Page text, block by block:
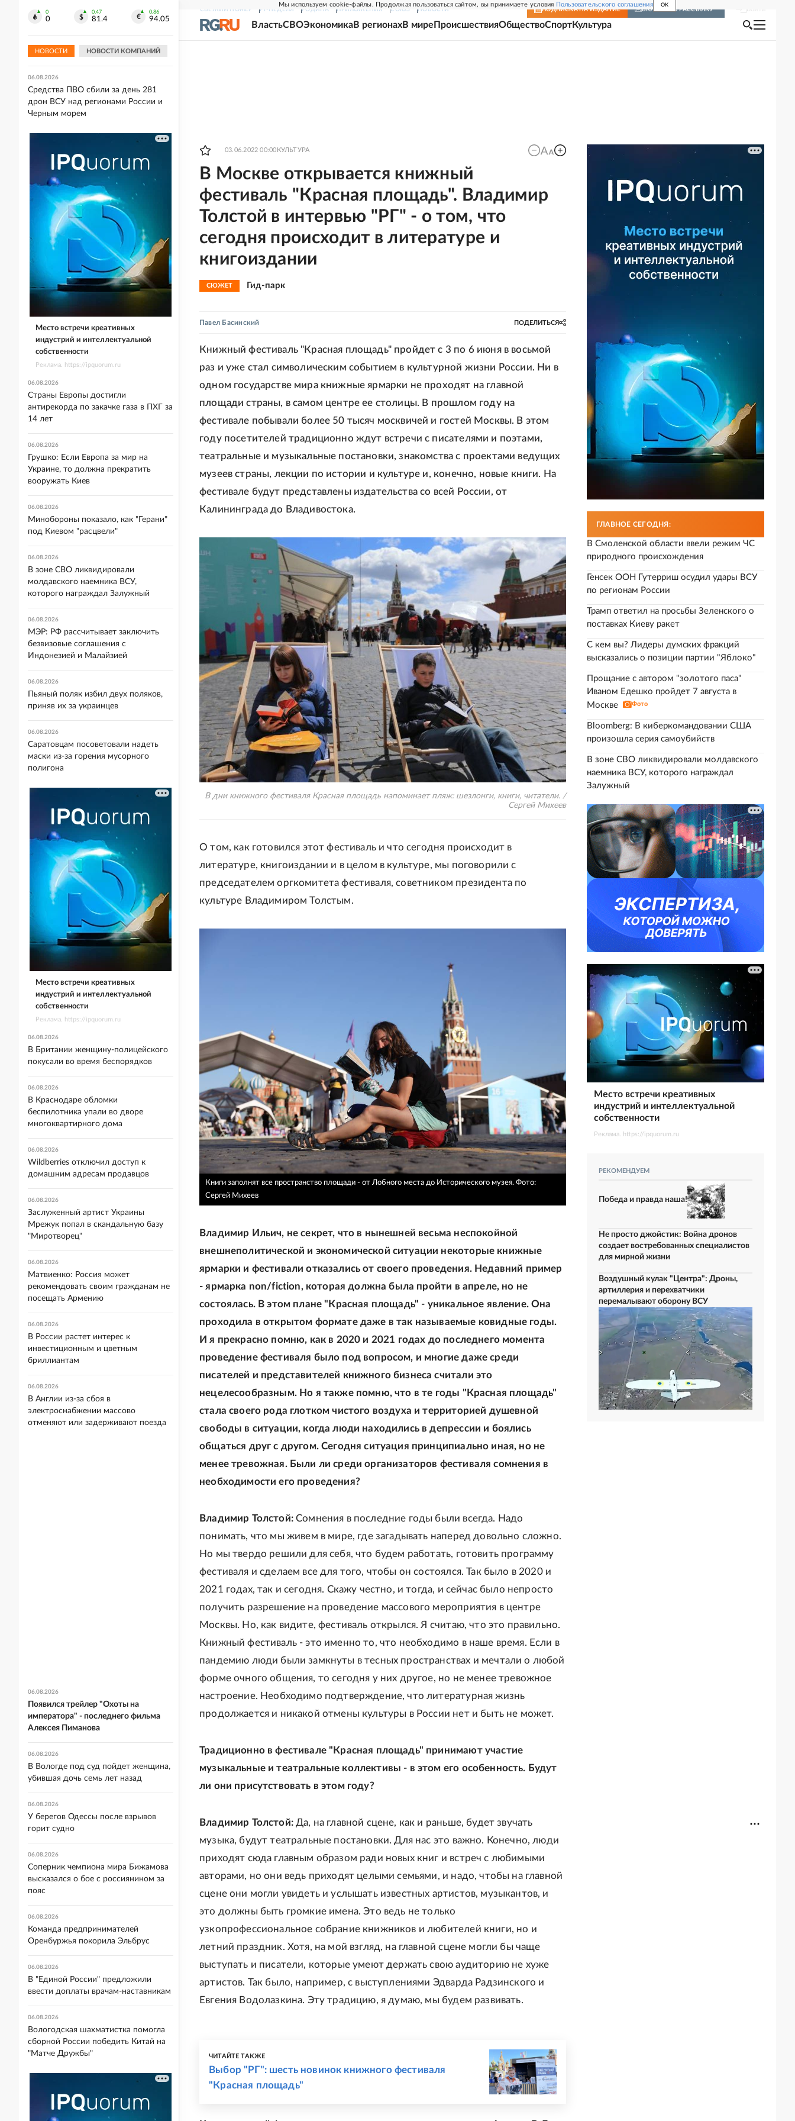
Мы используем cookie-файлы. Продолжая пользоваться сайтом, вы принимаете условия Пользовательского соглашения OK
СВЕЖИЙ НОМЕР РГ-НЕДЕЛЯ РОДИНА ПРИЛОЖЕНИЯ СОЮЗ НОВОСТИ ПОДПИСКА НА ИЗДАНИЕ ВКЛЮЧИТЬ РАССЫЛКУ
ВластьСВОЭкономикаВ регионахВ мире ПроисшествияОбществоСпортКультура
03.06.2022 00:00 КУЛЬТУРА
В Москве открывается книжный
фестиваль "Красная площадь". Владимир
Толстой в интервью "РГ" - о том, что
сегодня происходит в литературе и
книгоиздании
СЮЖЕТ Гид-парк
Павел Басинский ПОДЕЛИТЬСЯ
Книжный фестиваль "Красная площадь" пройдет с 3 по 6 июня в восьмой
раз и уже стал символическим событием в культурной жизни России. Ни в
одном государстве мира книжные ярмарки не проходят на главной
площади страны, в самом центре ее столицы. В прошлом году на
фестивале побывали более 50 тысяч москвичей и гостей Москвы. В этом
году посетителей традиционно ждут встречи с писателями и поэтами,
театральные и музыкальные постановки, знакомства с проектами ведущих
музеев страны, лекции по истории и культуре и, конечно, новые книги. На
фестивале будут представлены издательства со всей России, от
Калининграда до Владивостока.
В дни книжного фестиваля Красная площадь напоминает пляж: шезлонги, книги, читатели. /
Сергей Михеев
О том, как готовился этот фестиваль и что сегодня происходит в
литературе, книгоиздании и в целом в культуре, мы поговорили с
председателем оргкомитета фестиваля, советником президента по
культуре Владимиром Толстым.
Книги заполнят все пространство площади - от Лобного места до Исторического музея. Фото:
Сергей Михеев
Владимир Ильич, не секрет, что в нынешней весьма неспокойной
внешнеполитической и экономической ситуации некоторые книжные
ярмарки и фестивали отказались от своего проведения. Недавний пример
- ярмарка non/fiction, которая должна была пройти в апреле, но не
состоялась. В этом плане "Красная площадь" - уникальное явление. Она
проходила в открытом формате даже в так называемые ковидные годы.
И я прекрасно помню, как в 2020 и 2021 годах до последнего момента
проведение фестиваля было под вопросом, и многие даже среди
писателей и представителей книжного бизнеса считали это
нецелесообразным. Но я также помню, что в те годы "Красная площадь"
стала своего рода глотком чистого воздуха и территорией душевной
свободы в ситуации, когда люди находились в депрессии и боялись
общаться друг с другом. Сегодня ситуация принципиально иная, но не
менее тревожная. Были ли среди организаторов фестиваля сомнения в
необходимости его проведения?
Владимир Толстой:Сомнения в последние годы были всегда. Надо
понимать, что мы живем в мире, где загадывать наперед довольно сложно.
Но мы твердо решили для себя, что будем работать, готовить программу
фестиваля и сделаем все для того, чтобы он состоялся. Так было в 2020 и
2021 годах, так и сегодня. Скажу честно, и тогда, и сейчас было непросто
получить разрешение на проведение массового мероприятия в центре
Москвы. Но, как видите, фестиваль открылся. Я считаю, что это правильно.
Книжный фестиваль - это именно то, что необходимо в наше время. Если в
пандемию люди были замкнуты в тесных пространствах и мечтали о любой
форме очного общения, то сегодня у них другое, но не менее тревожное
настроение. Необходимо подтверждение, что литературная жизнь
продолжается и никакой отмены культуры в России нет и быть не может.
Традиционно в фестивале "Красная площадь" принимают участие
музыкальные и театральные коллективы - в этом его особенность. Будут
ли они присутствовать в этом году?
Владимир Толстой:Да, на главной сцене, как и раньше, будет звучать
музыка, будут театральные постановки. Для нас это важно. Конечно, люди
приходят сюда главным образом ради новых книг и встреч с любимыми
авторами, но они ведь приходят целыми семьями, и надо, чтобы на главной
сцене они могли увидеть и услышать известных артистов, музыкантов, и
это должны быть громкие имена. Это ведь не только
узкопрофессиональное собрание книжников и любителей книги, но и
летний праздник. Хотя, на мой взгляд, на главной сцене могли бы чаще
выступать и писатели, которые умеют держать свою аудиторию не хуже
артистов. Так было, например, с выступлениями Эдварда Радзинского и
Евгения Водолазкина. Эту традицию, я думаю, мы будем развивать.
ЧИТАЙТЕ ТАКЖЕ
Выбор "РГ": шесть новинок книжного фестиваля
"Красная площадь"
ГЛАВНОЕ СЕГОДНЯ:
В Смоленской области ввели режим ЧС
природного происхождения
Генсек ООН Гутерриш осудил удары ВСУ
по регионам России
Трамп ответил на просьбы Зеленского о
поставках Киеву ракет
С кем вы? Лидеры думских фракций
высказались о позиции партии "Яблоко"
Прощание с автором "золотого паса"
Иваном Едешко пройдет 7 августа в
Москве
Фото
Bloomberg: В киберкомандовании США
произошла серия самоубийств
В зоне СВО ликвидировали молдавского
наемника ВСУ, которого награждал
Залужный
Место встречи креативных
индустрий и интеллектуальной
собственности
Реклама. https://ipquorum.ru
РЕКОМЕНДУЕМ
Победа и правда наша!
Не просто джойстик: Война дронов
создает востребованных специалистов
для мирной жизни
Воздушный кулак "Центра": Дроны,
артиллерия и перехватчики
перемалывают оборону ВСУ
0
0
0.47
81.4
0.86
94.05
НОВОСТИ НОВОСТИ КОМПАНИЙ
06.08.2026
добропольском направлении
06.08.2026
Средства ПВО сбили за день 281
дрон ВСУ над регионами России и
Черным морем
Место встречи креативных
индустрий и интеллектуальной
собственности
Реклама. https://ipquorum.ru
06.08.2026
Страны Европы достигли
антирекорда по закачке газа в ПХГ за
14 лет
06.08.2026
Грушко: Если Европа за мир на
Украине, то должна прекратить
вооружать Киев
06.08.2026
Минобороны показало, как "Герани"
под Киевом "расцвели"
06.08.2026
В зоне СВО ликвидировали
молдавского наемника ВСУ,
которого награждал Залужный
06.08.2026
МЭР: РФ рассчитывает заключить
безвизовые соглашения с
Индонезией и Малайзией
06.08.2026
Пьяный поляк избил двух поляков,
приняв их за украинцев
06.08.2026
Саратовцам посоветовали надеть
маски из-за горения мусорного
полигона
Место встречи креативных
индустрий и интеллектуальной
собственности
Реклама. https://ipquorum.ru
06.08.2026
В Британии женщину-полицейского
покусали во время беспорядков
06.08.2026
В Краснодаре обломки
беспилотника упали во дворе
многоквартирного дома
06.08.2026
Wildberries отключил доступ к
домашним адресам продавцов
06.08.2026
Заслуженный артист Украины
Мрежук попал в скандальную базу
"Миротворец"
06.08.2026
Матвиенко: Россия может
рекомендовать своим гражданам не
посещать Армению
06.08.2026
В России растет интерес к
инвестиционным и цветным
бриллиантам
06.08.2026
В Англии из-за сбоя в
электроснабжении массово
отменяют или задерживают поезда
06.08.2026
Появился трейлер "Охоты на
императора" - последнего фильма
Алексея Пиманова
06.08.2026
В Вологде под суд пойдет женщина,
убившая дочь семь лет назад
06.08.2026
У берегов Одессы после взрывов
горит судно
06.08.2026
Соперник чемпиона мира Бижамова
высказался о бое с россиянином за
пояс
06.08.2026
Команда предпринимателей
Оренбуржья покорила Эльбрус
06.08.2026
В "Единой России" предложили
ввести доплаты врачам-наставникам
06.08.2026
Вологодская шахматистка помогла
сборной России победить Китай на
"Матче Дружбы"